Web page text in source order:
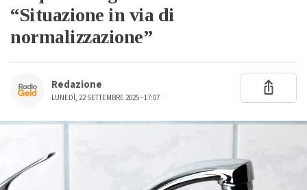
“Situazione in via di
normalizzazione”
Redazione
LUNEDÌ, 22 SETTEMBRE 2025 - 17:07